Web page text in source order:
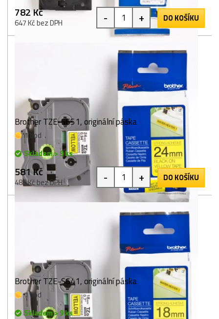
782 Kč
647 Kč bez DPH - + DO KOŠÍKU
Brother TZE-S651, originální páska
1 bod
Skladem > 9 ks
581 Kč
480 Kč bez DPH - + DO KOŠÍKU
Brother TZE-S641, originální páska
1 bod
Skladem > 9 ks